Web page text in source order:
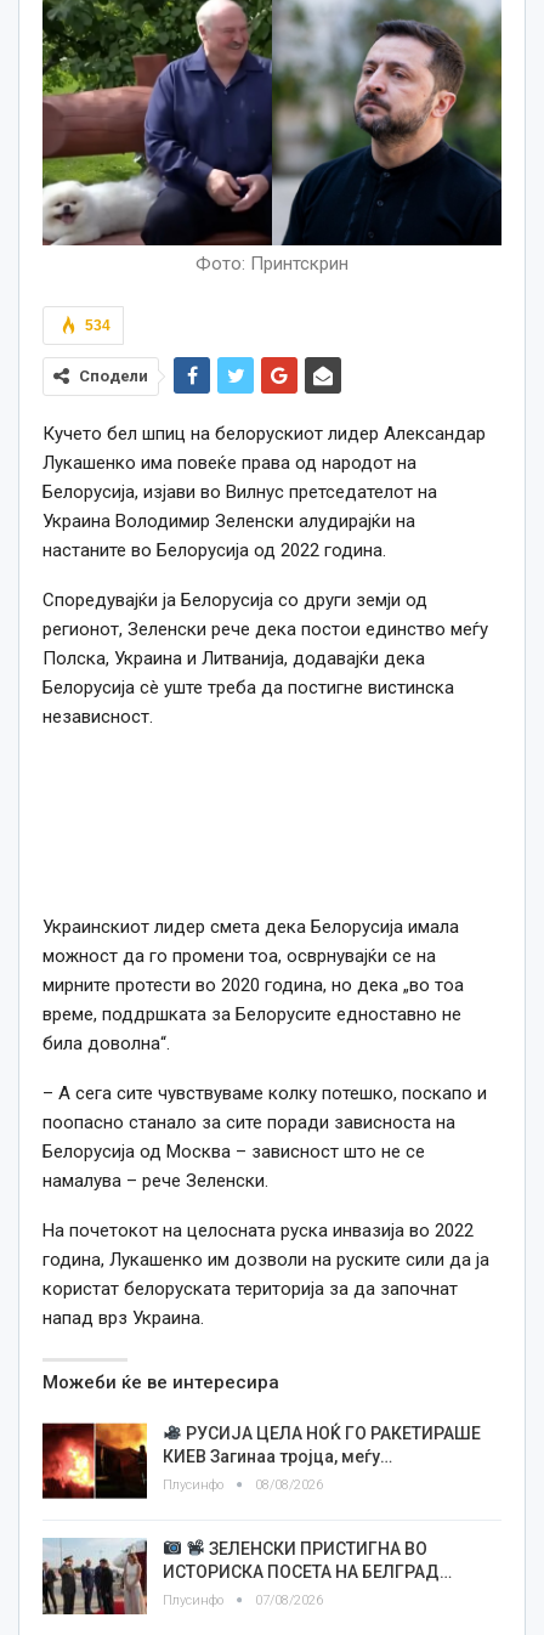
Фото: Принтскрин
534
Сподели
Кучето бел шпиц на белорускиот лидер Александар
Лукашенко има повеќе права од народот на
Белорусија, изјави во Вилнус претседателот на
Украина Володимир Зеленски алудирајќи на
настаните во Белорусија од 2022 година.
Споредувајќи ја Белорусија со други земји од
регионот, Зеленски рече дека постои единство меѓу
Полска, Украина и Литванија, додавајќи дека
Белорусија сè уште треба да постигне вистинска
независност.
Украинскиот лидер смета дека Белорусија имала
можност да го промени тоа, осврнувајќи се на
мирните протести во 2020 година, но дека „во тоа
време, поддршката за Белорусите едноставно не
била доволна“.
– А сега сите чувствуваме колку потешко, поскапо и
поопасно станало за сите поради зависноста на
Белорусија од Москва – зависност што не се
намалува – рече Зеленски.
На почетокот на целосната руска инвазија во 2022
година, Лукашенко им дозволи на руските сили да ја
користат белоруската територија за да започнат
напад врз Украина.
Можеби ќе ве интересира
РУСИЈА ЦЕЛА НОЌ ГО РАКЕТИРАШЕ
КИЕВ Загинаа тројца, меѓу…
Плусинфо 08/08/2026
ЗЕЛЕНСКИ ПРИСТИГНА ВО
ИСТОРИСКА ПОСЕТА НА БЕЛГРАД…
Плусинфо 07/08/2026